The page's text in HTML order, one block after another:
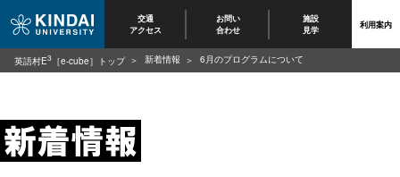
交通
アクセス
お問い
合わせ
施設
見学 利用案内
英語村E3 ［e-cube］トップ 新着情報 6月のプログラムについて